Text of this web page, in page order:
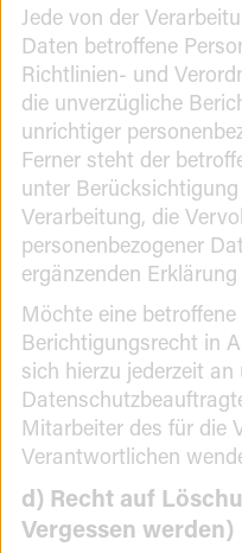
Jede von der
Daten betroffene
Richtlinien- und
die unverzügliche
unrichtiger
Ferner steht der
unter
Verarbeitung, die
personenbezogener
ergänzenden
Möchte eine
Berichtigungsrecht in
sich hierzu jederzeit an
Mitarbeiter des für die
Verantwortlichen
d) Recht auf
Vergessen werden)